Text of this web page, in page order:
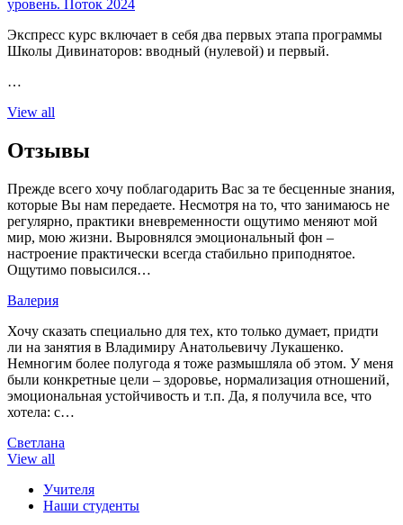
уровень. Поток 2024
Экспресс курс включает в себя два первых этапа программы
Школы Дивинаторов: вводный (нулевой) и первый.
…
View all
Отзывы
Прежде всего хочу поблагодарить Вас за те бесценные знания,
которые Вы нам передаете. Несмотря на то, что занимаюсь не
регулярно, практики вневременности ощутимо меняют мой
мир, мою жизни. Выровнялся эмоциональный фон –
настроение практически всегда стабильно приподнятое.
Ощутимо повысился…
Валерия
Хочу сказать специально для тех, кто только думает, придти
ли на занятия в Владимиру Анатольевичу Лукашенко.
Немногим более полугода я тоже размышляла об этом. У меня
были конкретные цели – здоровье, нормализация отношений,
эмоциональная устойчивость и т.п. Да, я получила все, что
хотела: с…
Светлана
View all
Учителя
Наши студенты